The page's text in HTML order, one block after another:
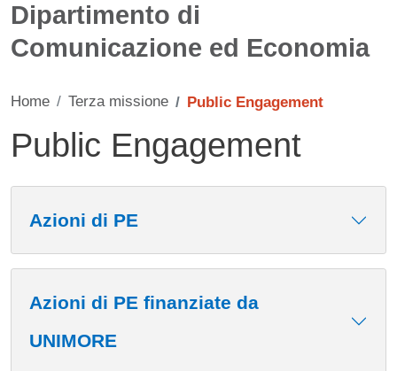
Dipartimento di
Comunicazione ed Economia
Home Terza missione Public Engagement
Public Engagement
Azioni di PE
Azioni di PE finanziate da
UNIMORE